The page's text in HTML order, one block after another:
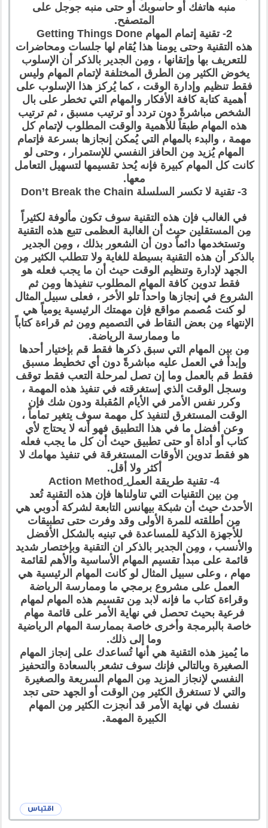
منبه هاتفك أو حاسوبك أو حتى منبه جوجل على
المتصفح.
2- تقنية إتمام المهام Getting Things Done
هذه التقنية وحتى يومنا هذا يُقام لها جلسات ومحاضرات
للتعريف بها وإتقانها ، ومِن الجدير بالذكر أن الإسلوب
يخوض الكثير مِن الطرق المختلفة لإتمام المهام وليس
فقط تنظيم وإدارة الوقت ، كما يُركز هذا الإسلوب على
أهمية كتابة كافة الأفكار والمهام التي تخطر على بال
الشخص مباشرةً دون تردد أو ترتيب مسبق ، ثم ترتيب
هذه المهام طبقاً للأهمية والوقت المطلوب لإتمام كل
مهمة ، والبدء بالمهام التي يُمكن إنجازها بسرعة فإتمام
المهام يُزيد مِن الحافز النفسي للإستمرار ، وحتى لو
كانت كل المهام كبيرة فإنه يُحذ تقسيمها لتسهيل التعامل
معها.
3- تقنية لا تكسر السلسلة Don’t Break the Chain
في الغالب فإن هذه التقنية سوف تكون مألوفة لكثيراً
مِن المستقلين حيث أن الغالبة العظمى تتبع هذه التقنية
وتستخدمها دائماً دون أن الشعور بذلك ، ومِن الجدير
بالذكر أن هذه التقنية بسيطة للغاية ولا تتطلب الكثير مِن
الجهد لإدارة وتنظيم الوقت حيث أن ما يجب فعله هو
فقط تدوين كافة المهام المطلوب تنفيذها ومِن ثم
الشروع في إنجازها واحداً تلو الأخر ، فعلى سبيل المثال
لو كنت مُصمم مواقع فإن مهمتك الرئيسية يومياً هي
الإنتهاء مِن بعض النقاط في التصميم ومِن ثم قراءة كتاباً
ما وممارسة الرياضة.
مِن بين المهام التي سبق ذكرها فقط قم بإختيار أحدها
وإبدأ في العمل عليه مباشرةً دون أي تخطيط مسبق
فقط قم بالعمل وما إن تصل لمرحلة التعب فقط توقف
وسجل الوقت الذي إستغرقته في تنفيذ هذه المهمة ،
وكرر نفس الأمر في الأيام المُقبلة ودون شك فإن
الوقت المستغرق لتنفيذ كل مهمة سوف يتغير تماماً ،
وعن أفضل ما في هذا التطبيق فهو أنه لا يحتاج لأي
كتاب أو أداة أو حتى تطبيق حيث أن كل ما يجب فعله
هو فقط تدوين الأوقات المستغرقة في تنفيذ مهامك لا
أكثر ولا أقل.
4- تقنية طريقة العمل ِAction Method
مِن بين التقنيات التي تناولناها فإن هذه التقنية تُعد
الأحدث حيث أن شبكة بيهانس التابعة لشركة أدوبي هي
مِن أطلقته للمرة الأولى وقد وفرت حتى تطبيقات
للأجهزة الذكية للمساعدة في تبنيه بالشكل الأفضل
والأنسب ، ومِن الجدير بالذكر ان التقنية وبإختصار شديد
قائمة على مبدأ تقسيم المهام الأساسية والأهم لقائمة
مهام ، وعلى سبيل المثال لو كانت المهام الرئيسية هي
العمل على مشروع برمجي ما وممارسة الرياضة
وقراءة كتاب ما فإنه لابد مِن تقسيم هذه المهام لمهام
فرعية بحيث تحصل في نهاية الأمر على قائمة مهام
خاصة بالبرمجة وأخرى خاصة بممارسة المهام الرياضية
وما إلى ذلك.
ما يُميز هذه التقنية هي أنها تُساعدك على إنجاز المهام
الصغيرة وبالتالي فإنك سوف تشعر بالسعادة والتحفيز
النفسي لإنجاز المزيد مِن المهام السريعة والصغيرة
والتي لا تستغرق الكثير مِن الوقت أو الجهد حتى تجد
نفسك في نهاية الأمر قد أنجزت الكثير مِن المهام
الكبيرة المهمة.